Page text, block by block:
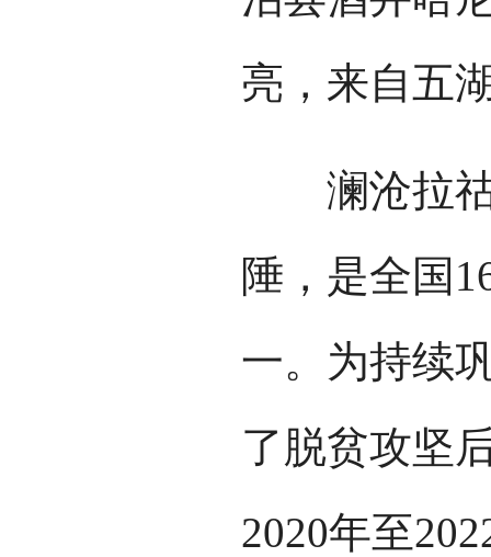
亮，来自五
澜沧拉祜
陲，是全国
一。为持续
了脱贫攻坚
2020年至